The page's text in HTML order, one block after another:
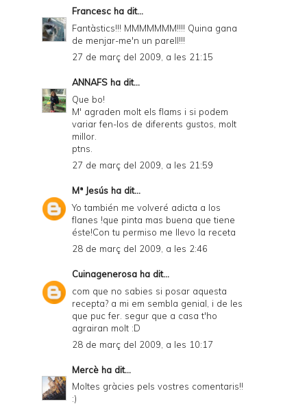
Francesc ha dit...
Fantàstics!!! MMMMMMM!!!! Quina gana
de menjar-me'n un parell!!!
27 de març del 2009, a les 21:15
ANNAFS ha dit...
Que bo!
M' agraden molt els flams i si podem
variar fen-los de diferents gustos, molt
millor.
ptns.
27 de març del 2009, a les 21:59
Mª Jesús ha dit...
Yo también me volveré adicta a los
flanes !que pinta mas buena que tiene
éste!Con tu permiso me llevo la receta
28 de març del 2009, a les 2:46
Cuinagenerosa ha dit...
com que no sabies si posar aquesta
recepta? a mi em sembla genial, i de les
que puc fer. segur que a casa t'ho
agrairan molt :D
28 de març del 2009, a les 10:17
Mercè ha dit...
Moltes gràcies pels vostres comentaris!!
:)